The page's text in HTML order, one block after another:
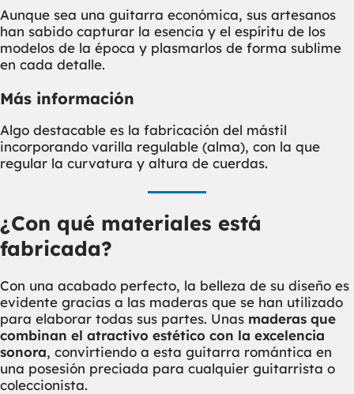
Aunque sea una guitarra económica, sus artesanos
han sabido capturar la esencia y el espíritu de los
modelos de la época y plasmarlos de forma sublime
en cada detalle.
Más información
Algo destacable es la fabricación del mástil
incorporando varilla regulable (alma), con la que
regular la curvatura y altura de cuerdas.
¿Con qué materiales está
fabricada?
Con una acabado perfecto, la belleza de su diseño es
evidente gracias a las maderas que se han utilizado
para elaborar todas sus partes. Unas maderas que
combinan el atractivo estético con la excelencia
sonora, convirtiendo a esta guitarra romántica en
una posesión preciada para cualquier guitarrista o
coleccionista.